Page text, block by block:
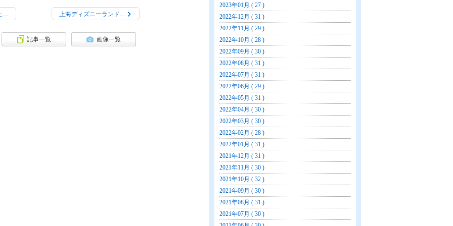
… 上海ディズニーランド…
記事一覧 画像一覧
2023年01月 ( 27 )
2022年12月 ( 31 )
2022年11月 ( 29 )
2022年10月 ( 28 )
2022年09月 ( 30 )
2022年08月 ( 31 )
2022年07月 ( 31 )
2022年06月 ( 29 )
2022年05月 ( 31 )
2022年04月 ( 30 )
2022年03月 ( 30 )
2022年02月 ( 28 )
2022年01月 ( 31 )
2021年12月 ( 31 )
2021年11月 ( 30 )
2021年10月 ( 32 )
2021年09月 ( 30 )
2021年08月 ( 31 )
2021年07月 ( 30 )